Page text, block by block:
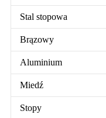
Stal stopowa
Brązowy
Aluminium
Miedź
Stopy